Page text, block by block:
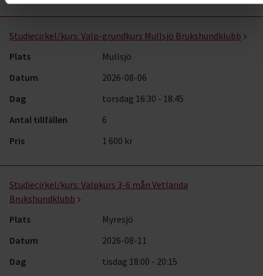
Studiecirkel/kurs: Valp-grundkurs Mullsjö Brukshundklubb
Plats
Mullsjö
Datum
2026-08-06
Dag
torsdag 16:30 - 18:45
Antal tillfällen
6
Pris
1 600 kr
Studiecirkel/kurs: Valpkurs 3-6 mån Vetlanda
Brukshundklubb
Plats
Myresjö
Datum
2026-08-11
Dag
tisdag 18:00 - 20:15